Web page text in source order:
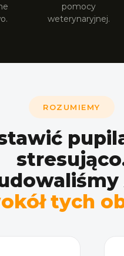
pomocy
weterynaryjnej.
ROZUMIEMY
tych